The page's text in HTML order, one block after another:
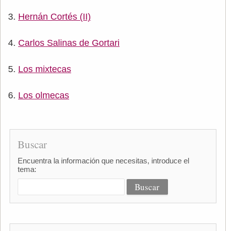
Hernán Cortés (II)
Carlos Salinas de Gortari
Los mixtecas
Los olmecas
Buscar
Encuentra la información que necesitas, introduce el
tema: